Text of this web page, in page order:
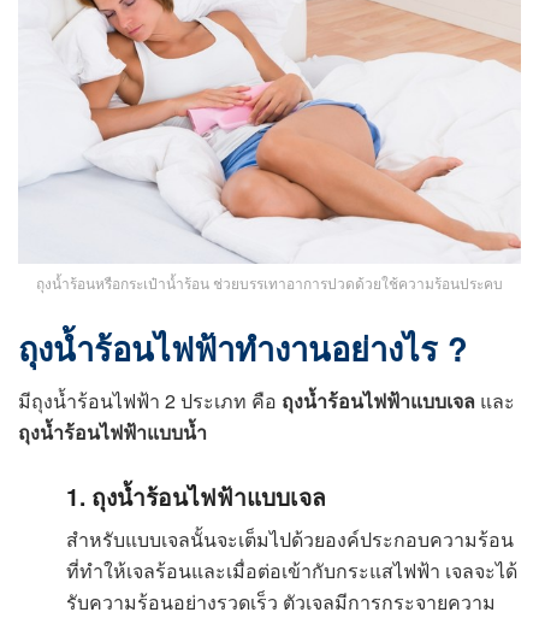
ถุงน้ำร้อนหรือกระเป๋าน้ำร้อน ช่วยบรรเทาอาการปวดด้วยใช้ความร้อนประคบ
ถุงน้ำร้อนไฟฟ้าทำงานอย่างไร ?
มีถุงน้ำร้อนไฟฟ้า 2 ประเภท คือ ถุงน้ำร้อนไฟฟ้าแบบเจล และ
ถุงน้ำร้อนไฟฟ้าแบบน้ำ
1. ถุงน้ำร้อนไฟฟ้าแบบเจล
สำหรับแบบเจลนั้นจะเต็มไปด้วยองค์ประกอบความร้อน
ที่ทำให้เจลร้อนและเมื่อต่อเข้ากับกระแสไฟฟ้า เจลจะได้
รับความร้อนอย่างรวดเร็ว ตัวเจลมีการกระจายความ